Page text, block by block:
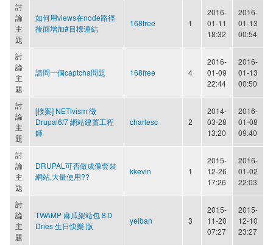
討
論
主
題
如何用views在node路徑
後面增加#目標連結
168free 1
2016-
01-11
18:32
2016-
01-13
00:54
討
論
主
題
請問一個captcha問題 168free 4
2016-
01-09
22:44
2016-
01-13
00:50
討
論
主
題
[接案] NETivism 徵
Drupal6/7 網站建置工程
師
charlesc 2
2014-
03-28
13:20
2016-
01-08
09:40
討
論
主
題
DRUPAL可否做成像套裝
網站,大量使用??
kkevin 1
2015-
12-26
17:26
2016-
01-02
22:03
討
論
主
題
TWAMP 麻瓜架站包 8.0
Dries 生日快樂 版
yelban 3
2015-
11-20
07:27
2015-
12-10
23:27